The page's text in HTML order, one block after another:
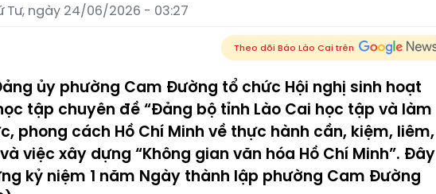
Tư, ngày 24/06/2026 - 03:27
Theo dõi Báo Lào Cai trên
ủy phường Cam Đường tổ chức Hội nghị sinh hoạt
tập chuyên đề “Đảng bộ tỉnh Lào Cai học tập và làm
phong cách Hồ Chí Minh về thực hành cần, kiệm, liêm,
việc xây dựng “Không gian văn hóa Hồ Chí Minh”. Đây
kỷ niệm 1 năm Ngày thành lập phường Cam Đường